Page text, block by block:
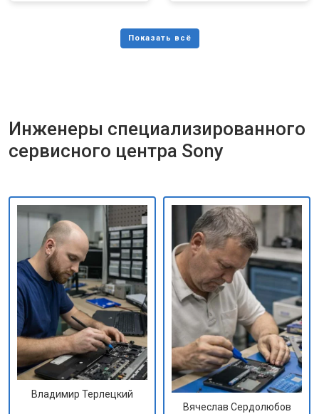
Инженеры специализированного
сервисного центра Sony
Владимир Терлецкий
Вячеслав Сердолюбов